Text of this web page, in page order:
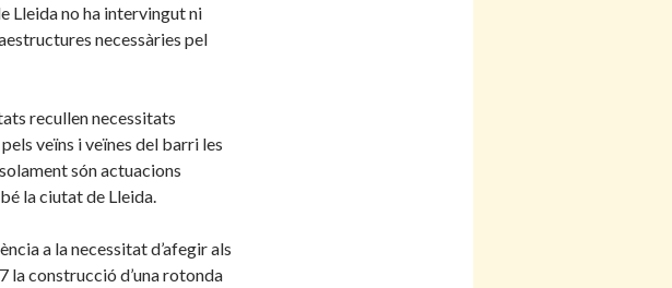
Lleida no ha intervingut ni
necessàries pel
recullen necessitats
veïns i veïnes del barri les
són actuacions
la ciutat de Lleida.
a la necessitat d’afegir als
la construcció d’una rotonda